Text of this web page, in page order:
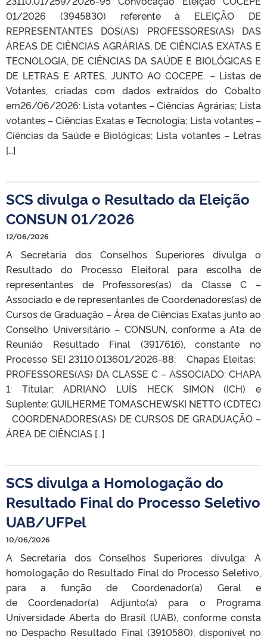
01/2026 (3945830) referente à ELEIÇÃO DE
REPRESENTANTES DOS(AS) PROFESSORES(AS) DAS
ÁREAS DE CIÊNCIAS AGRÁRIAS​, DE CIÊNCIAS EXATAS E
TECNOLOGIA, DE CIÊNCIAS DA SAÚDE E BIOLÓGICAS E
DE LETRAS E ARTES, JUNTO AO COCEPE. – Listas de
Votantes, criadas com dados extraídos do Cobalto
em26/06/2026: Lista votantes – Ciências Agrárias; Lista
votantes – Ciências Exatas e Tecnologia; Lista votantes –
Ciências da Saúde e Biológicas; Lista votantes – Letras
[…]
SCS divulga o Resultado da Eleição
CONSUN 01/2026
12/06/2026
A Secretaria dos Conselhos Superiores divulga o
Resultado do Processo Eleitoral para escolha de
representantes de Professores(as) da Classe C –
Associado e de representantes de Coordenadores(as) de
Cursos de Graduação – Área de Ciências Exatas junto ao
Conselho Universitário – CONSUN, conforme a Ata de
Reunião Resultado Final (3917616), constante no
Processo SEI 23110.013601/2026-88: Chapas Eleitas:
PROFESSORES(AS) DA CLASSE C – ASSOCIADO: CHAPA
1​​​​​: Titular: ADRIANO LUÍS HECK SIMON (ICH) e
Suplente: GUILHERME TOMASCHEWSKI NETTO (CDTEC)
COORDENADORES(AS) DE CURSOS DE GRADUAÇÃO –
ÁREA DE CIÊNCIAS […]
SCS divulga a Homologação do
Resultado Final do Processo Seletivo
UAB/UFPel
10/06/2026
A Secretaria dos Conselhos Superiores divulga: A
homologação do Resultado Final do Processo Seletivo,
para a função de Coordenador(a) Geral e
de Coordenador(a) Adjunto(a) para o Programa
Universidade Aberta do Brasil (UAB), conforme consta
no Despacho Resultado Final (3910580), disponível no